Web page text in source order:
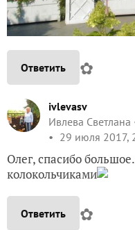
Ответить ✿
ivlevasv
Ивлева Светлана
29 июля 2017,
Олег, спасибо
колокольчиками
Ответить ✿